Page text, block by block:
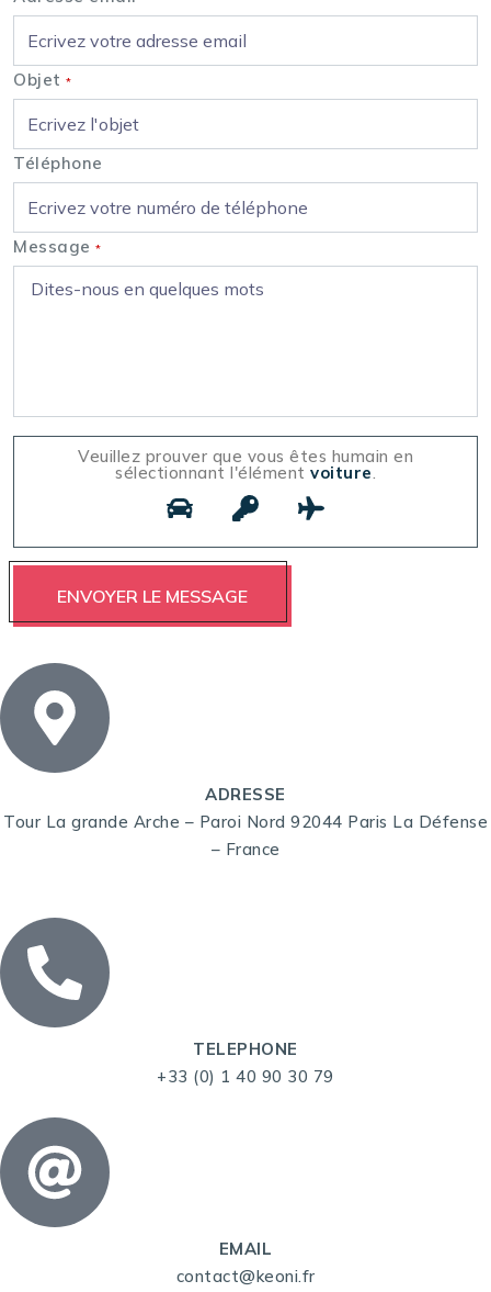
Objet *
Téléphone
Message *
Veuillez prouver que vous êtes humain en
sélectionnant l'élément voiture.
ADRESSE
Tour La grande Arche – Paroi Nord 92044 Paris La Défense
– France
TELEPHONE
+33 (0) 1 40 90 30 79
EMAIL
contact@keoni.fr